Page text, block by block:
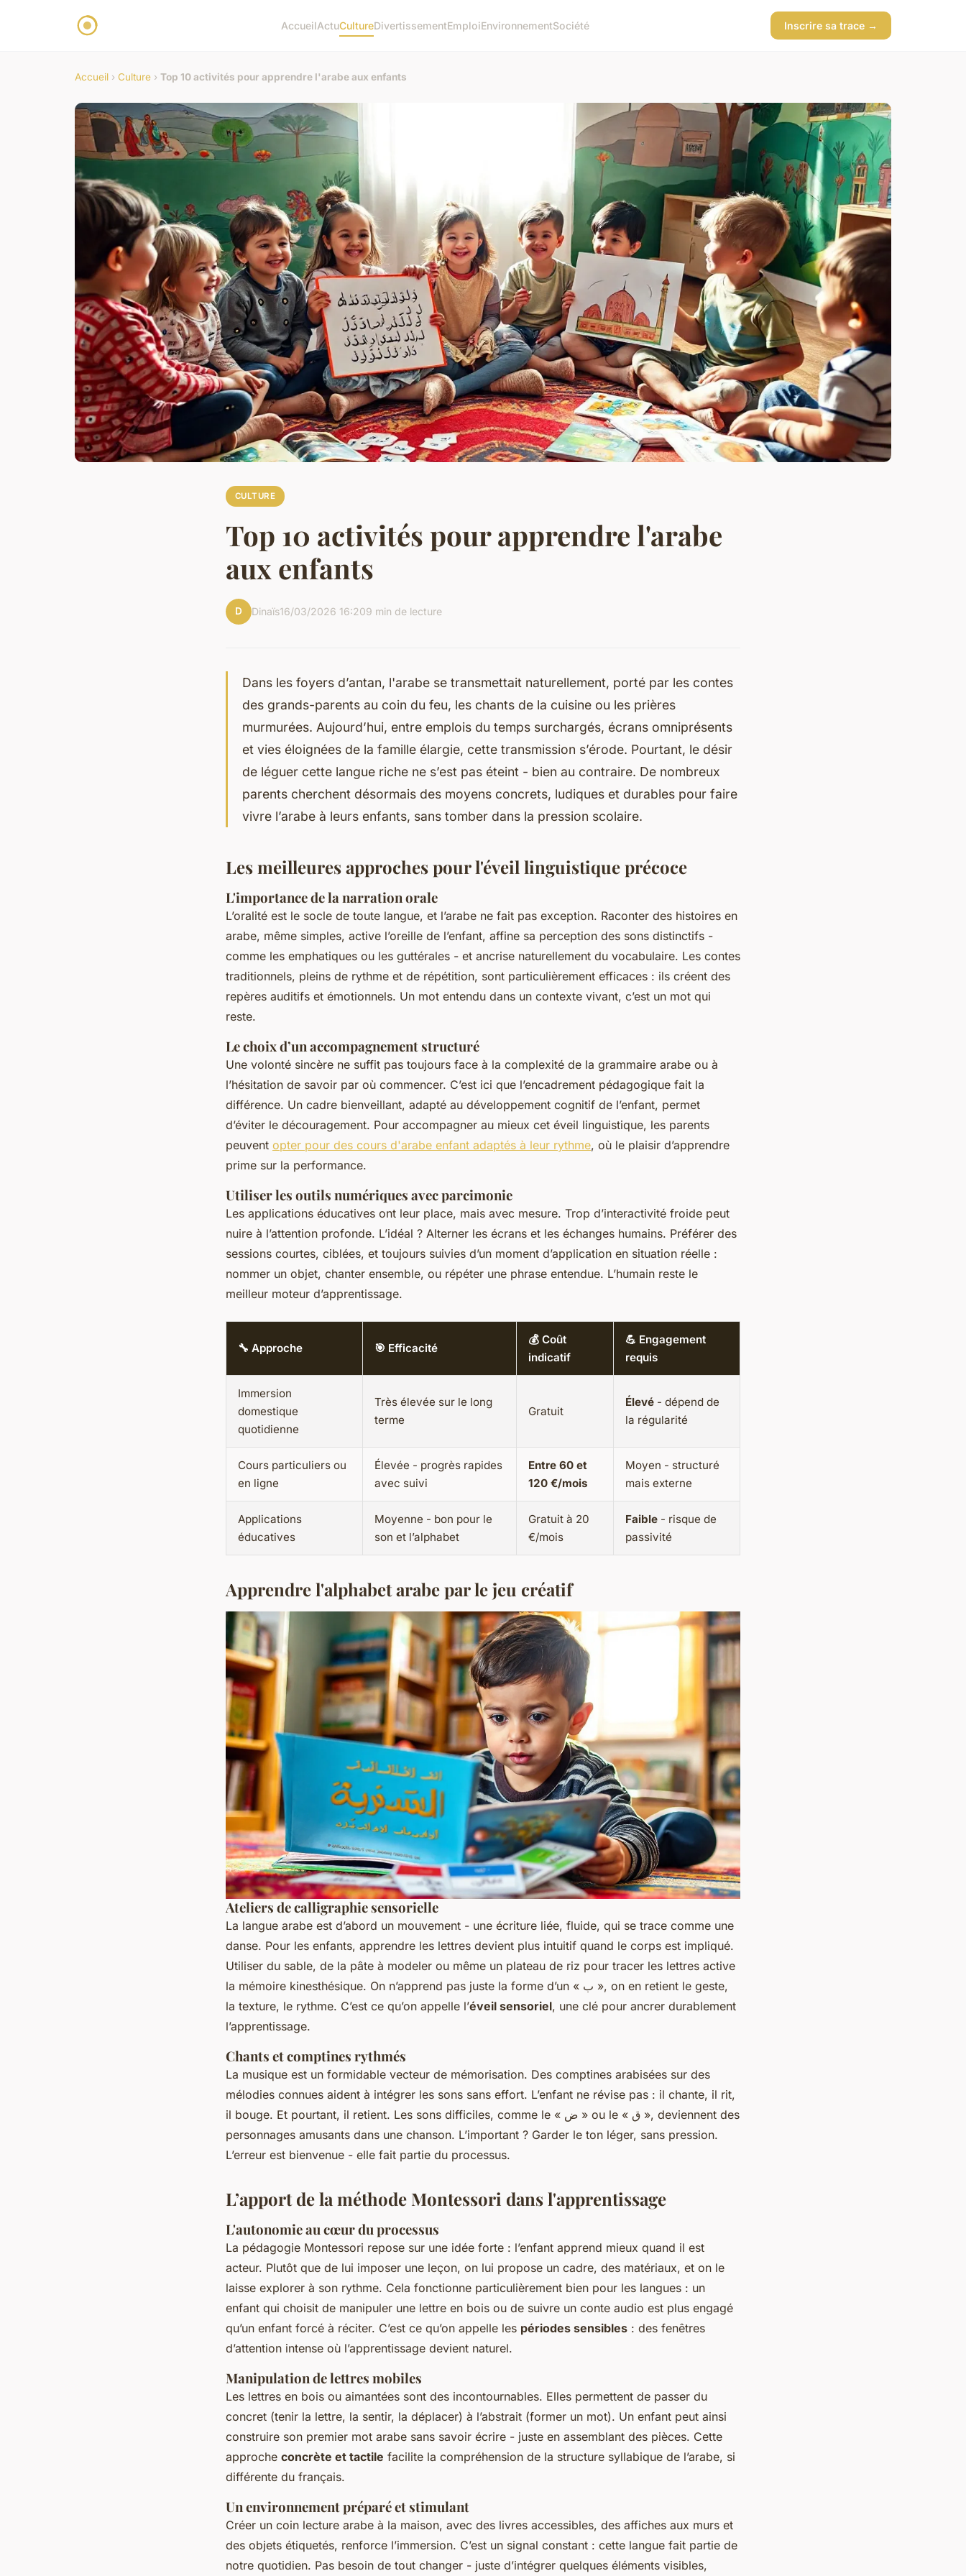
AccueilActuCultureDivertissementEmploiEnvironnementSociété Inscrire sa trace →
Accueil › Culture › Top 10 activités pour apprendre l'arabe aux enfants
CULTURE
Top 10 activités pour apprendre l'arabe
aux enfants
D Dinaïs16/03/2026 16:209 min de lecture
Dans les foyers d’antan, l'arabe se transmettait naturellement, porté par les contes
des grands-parents au coin du feu, les chants de la cuisine ou les prières
murmurées. Aujourd’hui, entre emplois du temps surchargés, écrans omniprésents
et vies éloignées de la famille élargie, cette transmission s’érode. Pourtant, le désir
de léguer cette langue riche ne s’est pas éteint - bien au contraire. De nombreux
parents cherchent désormais des moyens concrets, ludiques et durables pour faire
vivre l’arabe à leurs enfants, sans tomber dans la pression scolaire.
Les meilleures approches pour l'éveil linguistique précoce
L'importance de la narration orale
L’oralité est le socle de toute langue, et l’arabe ne fait pas exception. Raconter des histoires en
arabe, même simples, active l’oreille de l’enfant, affine sa perception des sons distinctifs -
comme les emphatiques ou les guttérales - et ancrise naturellement du vocabulaire. Les contes
traditionnels, pleins de rythme et de répétition, sont particulièrement efficaces : ils créent des
repères auditifs et émotionnels. Un mot entendu dans un contexte vivant, c’est un mot qui
reste.
Le choix d’un accompagnement structuré
Une volonté sincère ne suffit pas toujours face à la complexité de la grammaire arabe ou à
l’hésitation de savoir par où commencer. C’est ici que l’encadrement pédagogique fait la
différence. Un cadre bienveillant, adapté au développement cognitif de l’enfant, permet
d’éviter le découragement. Pour accompagner au mieux cet éveil linguistique, les parents
peuvent opter pour des cours d'arabe enfant adaptés à leur rythme, où le plaisir d’apprendre
prime sur la performance.
Utiliser les outils numériques avec parcimonie
Les applications éducatives ont leur place, mais avec mesure. Trop d’interactivité froide peut
nuire à l’attention profonde. L’idéal ? Alterner les écrans et les échanges humains. Préférer des
sessions courtes, ciblées, et toujours suivies d’un moment d’application en situation réelle :
nommer un objet, chanter ensemble, ou répéter une phrase entendue. L’humain reste le
meilleur moteur d’apprentissage.
🔧 Approche 🎯 Efficacité
💰 Coût
indicatif
💪 Engagement
requis
Immersion
domestique
quotidienne
Très élevée sur le long
terme
Gratuit
Élevé - dépend de
la régularité
Cours particuliers ou
en ligne
Élevée - progrès rapides
avec suivi
Entre 60 et
120 €/mois
Moyen - structuré
mais externe
Applications
éducatives
Moyenne - bon pour le
son et l’alphabet
Gratuit à 20
€/mois
Faible - risque de
passivité
Apprendre l'alphabet arabe par le jeu créatif
Ateliers de calligraphie sensorielle
La langue arabe est d’abord un mouvement - une écriture liée, fluide, qui se trace comme une
danse. Pour les enfants, apprendre les lettres devient plus intuitif quand le corps est impliqué.
Utiliser du sable, de la pâte à modeler ou même un plateau de riz pour tracer les lettres active
la mémoire kinesthésique. On n’apprend pas juste la forme d’un « ب », on en retient le geste,
la texture, le rythme. C’est ce qu’on appelle l’éveil sensoriel, une clé pour ancrer durablement
l’apprentissage.
Chants et comptines rythmés
La musique est un formidable vecteur de mémorisation. Des comptines arabisées sur des
mélodies connues aident à intégrer les sons sans effort. L’enfant ne révise pas : il chante, il rit,
il bouge. Et pourtant, il retient. Les sons difficiles, comme le « ض » ou le « ق », deviennent des
personnages amusants dans une chanson. L’important ? Garder le ton léger, sans pression.
L’erreur est bienvenue - elle fait partie du processus.
L’apport de la méthode Montessori dans l'apprentissage
L'autonomie au cœur du processus
La pédagogie Montessori repose sur une idée forte : l’enfant apprend mieux quand il est
acteur. Plutôt que de lui imposer une leçon, on lui propose un cadre, des matériaux, et on le
laisse explorer à son rythme. Cela fonctionne particulièrement bien pour les langues : un
enfant qui choisit de manipuler une lettre en bois ou de suivre un conte audio est plus engagé
qu’un enfant forcé à réciter. C’est ce qu’on appelle les périodes sensibles : des fenêtres
d’attention intense où l’apprentissage devient naturel.
Manipulation de lettres mobiles
Les lettres en bois ou aimantées sont des incontournables. Elles permettent de passer du
concret (tenir la lettre, la sentir, la déplacer) à l’abstrait (former un mot). Un enfant peut ainsi
construire son premier mot arabe sans savoir écrire - juste en assemblant des pièces. Cette
approche concrète et tactile facilite la compréhension de la structure syllabique de l’arabe, si
différente du français.
Un environnement préparé et stimulant
Créer un coin lecture arabe à la maison, avec des livres accessibles, des affiches aux murs et
des objets étiquetés, renforce l’immersion. C’est un signal constant : cette langue fait partie de
notre quotidien. Pas besoin de tout changer - juste d’intégrer quelques éléments visibles,